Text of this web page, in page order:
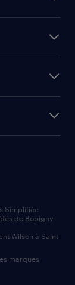
Simplifiée
de Bobigny
Wilson à Saint
marques